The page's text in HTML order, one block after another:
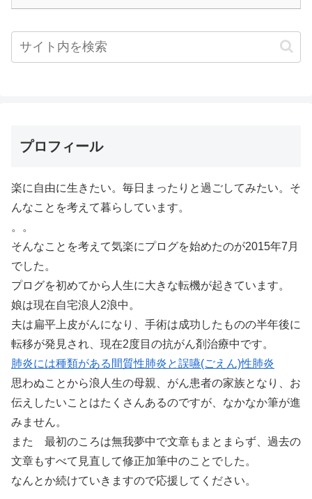
プロフィール
楽に自由に生きたい。毎日まったりと過ごしてみたい。そ
んなことを考えて暮らしています。
。。
そんなことを考えて気楽にプログを始めたのが2015年7月
でした。
プログを初めてから人生に大きな転機が起きています。
娘は現在自宅浪人2浪中。
夫は扁平上皮がんになり、手術は成功したものの半年後に
転移が発見され、現在2度目の抗がん剤治療中です。
肺炎には種類がある間質性肺炎と誤嚥(ごえん)性肺炎
思わぬことから浪人生の母親、がん患者の家族となり、お
伝えしたいことはたくさんあるのですが、なかなか筆が進
みません。
また 最初のころは無我夢中で文章もまとまらず、過去の
文章もすべて見直して修正加筆中のことでした。
なんとか続けていきますので応援してください。